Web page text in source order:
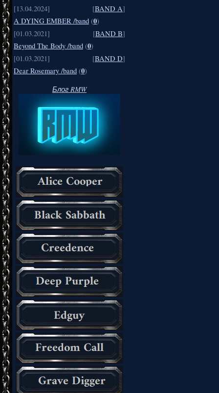
[13.04.2024]
[BAND A]
A DYING EMBER /band (0)
[01.03.2021]
[BAND B]
Beyond The Body /band (0)
[01.03.2021]
[BAND D]
Dear Rosemary /band (0)
Блог RMW